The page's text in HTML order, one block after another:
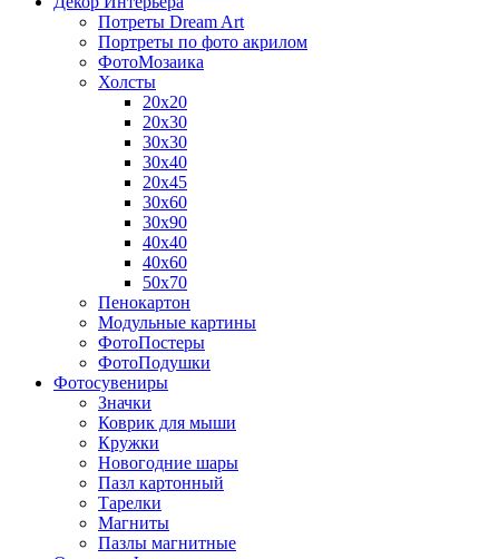
Потреты Dream Art
Портреты по фото акрилом
ФотоМозаика
Холсты
20х20
20х30
30х30
30х40
20х45
30х60
30х90
40х40
40х60
50х70
Пенокартон
Модульные картины
ФотоПостеры
ФотоПодушки
Фотоcувениры
Значки
Коврик для мыши
Кружки
Новогодние шары
Пазл картонный
Тарелки
Магниты
Пазлы магнитные